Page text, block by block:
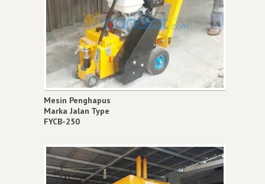
Mesin Penghapus
Marka Jalan Type
FYCB-250